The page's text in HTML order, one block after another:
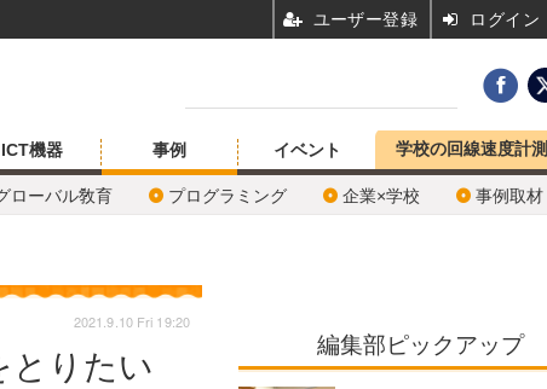
ICT機器 事例
ローバル敎育 プログラミング 企業×学校 事例取材
イベント 学校の回線速度計測
とりたい
2021.9.10 Fri 19:20
編集部ピックアップ
ユーザー登録 ログイン